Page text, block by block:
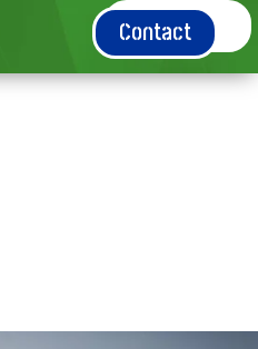
Contact
Contact